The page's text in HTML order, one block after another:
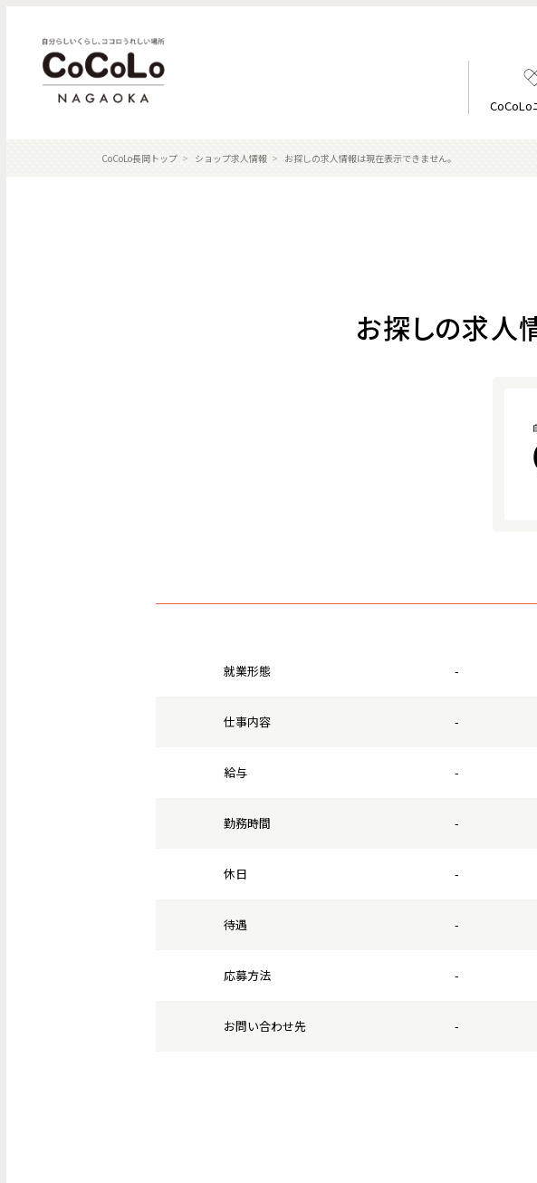
CoCoLo
CoCoLo長岡トップ ショップ求人情報 お探しの求人情報は現在表示できません。
お探しの求人
就業形態 -
仕事内容 -
給与 -
勤務時間 -
休日 -
待遇 -
応募方法 -
お問い合わせ先 -